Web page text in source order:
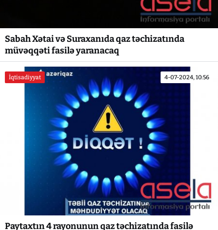
Sabah Xətai və Suraxanıda qaz təchizatında
müvəqqəti fasilə yaranacaq
İqtisadiyyat 4-07-2024, 10:56
Paytaxtın 4 rayonunun qaz təchizatında fasilə